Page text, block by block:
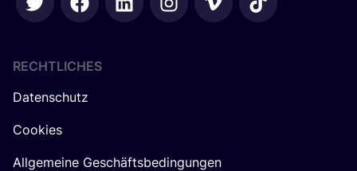
RECHTLICHES
Datenschutz
Cookies
Allgemeine Geschäftsbedingungen